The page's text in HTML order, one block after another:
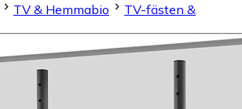
TV & Hemmabio
TV-fästen &